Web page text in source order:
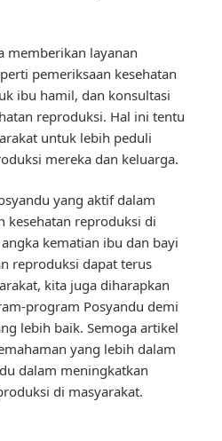
memberikan layanan
pemeriksaan kesehatan
ibu hamil, dan konsultasi
reproduksi. Hal ini tentu
untuk lebih peduli
mereka dan keluarga.
yang aktif dalam
kesehatan reproduksi di
kematian ibu dan bayi
reproduksi dapat terus
kita juga diharapkan
program Posyandu demi
lebih baik. Semoga artikel
yang lebih dalam
dalam meningkatkan
di masyarakat.